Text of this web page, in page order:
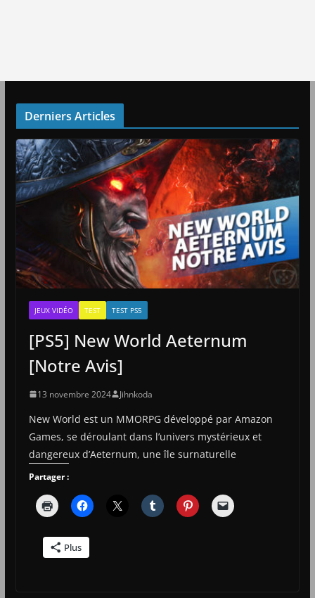
Derniers Articles
JEUX VIDÉO TEST TEST PS5
[PS5] New World Aeternum
[Notre Avis]
13 novembre 2024 Jihnkoda
New World est un MMORPG développé par Amazon
Games, se déroulant dans l’univers mystérieux et
dangereux d’Aeternum, une île surnaturelle
Partager :
Plus